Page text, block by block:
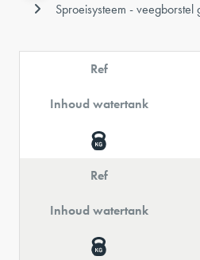
Sproeisysteem - veegborstel
Ref
Inhoud watertank
Ref
Inhoud watertank